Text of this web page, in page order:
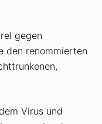
gegen
den renommierten
Virus und